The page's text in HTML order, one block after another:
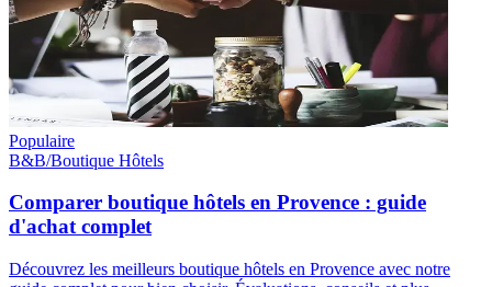
Populaire
B&B/Boutique Hôtels
Comparer boutique hôtels en Provence : guide
d'achat complet
Découvrez les meilleurs boutique hôtels en Provence avec notre